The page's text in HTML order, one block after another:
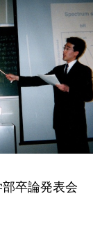
卒論発表会